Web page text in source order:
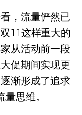
，流量俨然已
11这样重大的
从活动前一段
促期间实现更
渐形成了追求
思维。